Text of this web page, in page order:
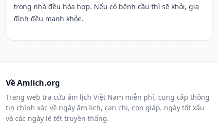
trong nhà đều hòa hợp. Nếu có bệnh cầu thì sẽ khỏi, gia
đình đều mạnh khỏe.
Về Amlich.org
Trang web tra cứu âm lịch Việt Nam miễn phí, cung cấp thông
tin chính xác về ngày âm lịch, can chi, con giáp, ngày tốt xấu
và các ngày lễ tết truyền thống.